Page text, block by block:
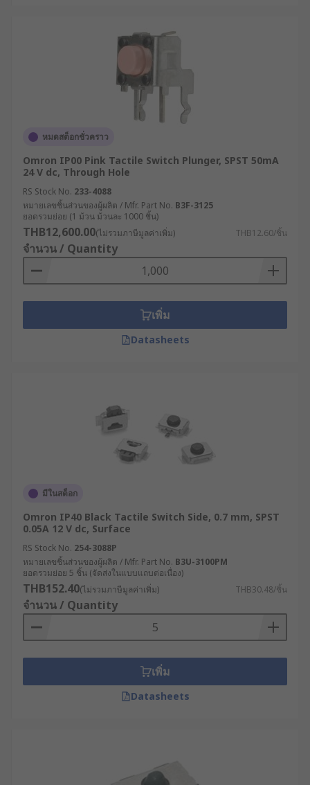
หมดสต็อกชั่วคราว
Omron IP00 Pink Tactile Switch Plunger, SPST 50mA
24 V dc, Through Hole
RS Stock No. 233-4088
หมายเลขชิ้นส่วนของผู้ผลิต / Mfr. Part No. B3F-3125
ยอดรวมย่อย (1 ม้วน ม้วนละ 1000 ชิ้น)
THB12,600.00(ไม่รวมภาษีมูลค่าเพิ่ม) THB12.60/ชิ้น
จำนวน / Quantity
เพิ่ม
Datasheets
มีในสต็อก
Omron IP40 Black Tactile Switch Side, 0.7 mm, SPST
0.05A 12 V dc, Surface
RS Stock No. 254-3088P
หมายเลขชิ้นส่วนของผู้ผลิต / Mfr. Part No. B3U-3100PM
ยอดรวมย่อย 5 ชิ้น (จัดส่งในแบบแถบต่อเนื่อง)
THB152.40(ไม่รวมภาษีมูลค่าเพิ่ม) THB30.48/ชิ้น
จำนวน / Quantity
เพิ่ม
Datasheets